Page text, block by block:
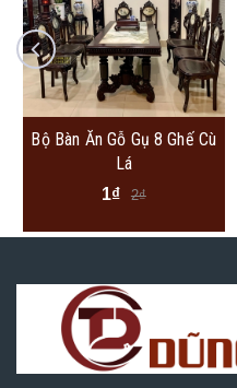
Bộ Bàn Ăn Gỗ Gụ 8 Ghế Cù
Lá
1₫ 2₫